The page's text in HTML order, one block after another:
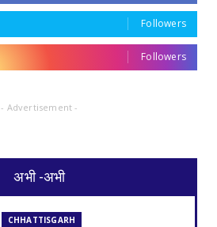
Followers
Followers
- Advertisement -
अभी -अभी
CHHATTISGARH